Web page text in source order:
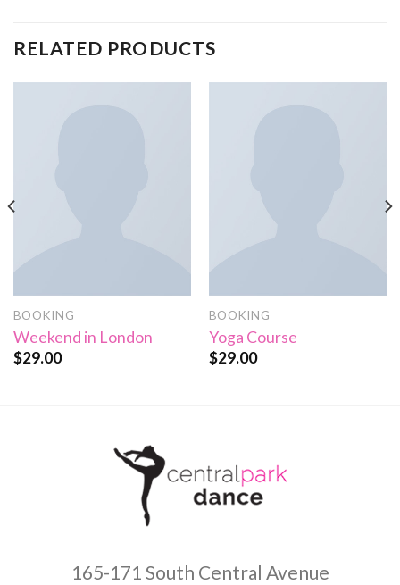
RELATED PRODUCTS
BOOKING
Weekend in London
$29.00
BOOKING
Yoga Course
$29.00
165-171 South Central Avenue